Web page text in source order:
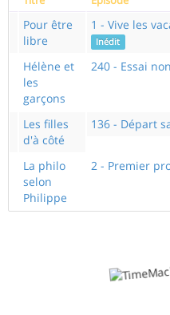
Pour être
libre
1 - Vive les
Inédit
Hélène et
les
garçons
240 - Essai
Les filles
d'à côté
136 - Départ
La philo
selon
Philippe
2 - Premier